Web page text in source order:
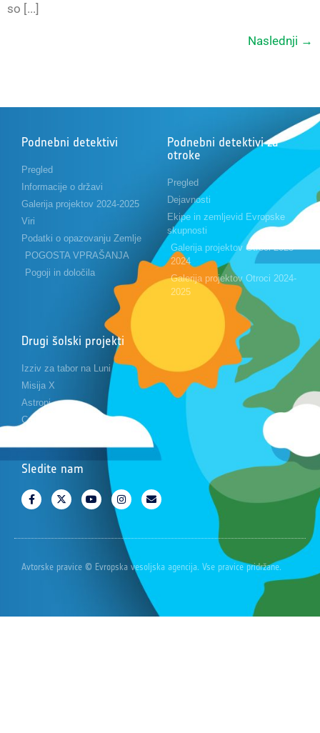
so [...]
Naslednji →
Podnebni detektivi
Pregled
Informacije o državi
Galerija projektov 2024-2025
Viri
Podatki o opazovanju Zemlje
POGOSTA VPRAŠANJA
Pogoji in določila
Podnebni detektivi za
otroke
Pregled
Dejavnosti
Ekipe in zemljevid Evropske
skupnosti
Galerija projektov Otroci 2023-
2024
Galerija projektov Otroci 2024-
2025
Drugi šolski projekti
Izziv za tabor na Luni
Misija X
Astropi
Cansat
Sledite nam
Avtorske pravice © Evropska vesoljska agencija. Vse pravice pridržane.